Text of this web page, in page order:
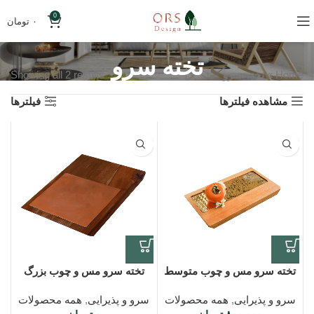
0
۰ تومان
تخته سرو Home
»تخته سرو Showing all 2 results
مشاهده فیلترها فیلترها
تخته سرو مس و چوب متوسط
سرو و پذیرایی, همه محصولات
تخته سرو مس و چوب بزرگ
سرو و پذیرایی, همه محصولات